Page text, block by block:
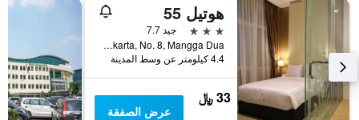
هوتيل 55
3 نجوم
جيد 7.7
Jl. Pangeran Jayakarta, No. 8, Mangga Dua, جاكرتا, إندونيسيا
4.4 كيلومتر عن وسط المدينة
33 ﷼
عرض الصفقة